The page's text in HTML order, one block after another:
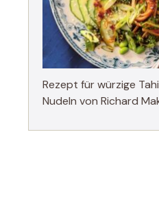
Rezept für würzige
Nudeln von Richard